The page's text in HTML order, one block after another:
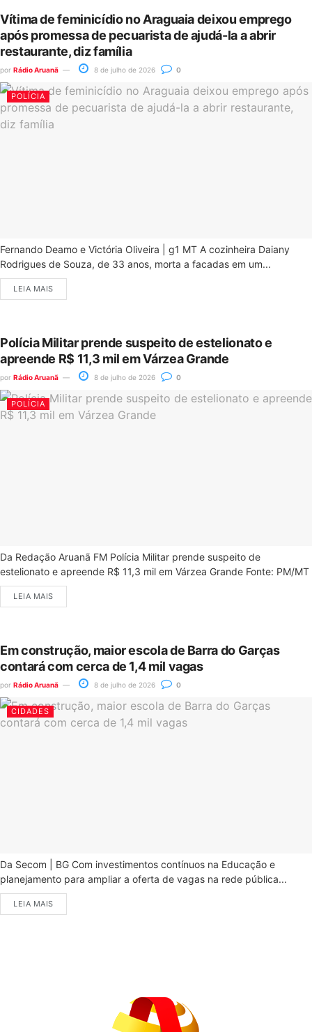
Vítima de feminicídio no Araguaia deixou emprego
após promessa de pecuarista de ajudá-la a abrir
restaurante, diz família
por Rádio Aruanã 8 de julho de 2026 0
POLÍCIA
Fernando Deamo e Victória Oliveira | g1 MT A cozinheira Daiany
Rodrigues de Souza, de 33 anos, morta a facadas em um...
LEIA MAIS
Polícia Militar prende suspeito de estelionato e
apreende R$ 11,3 mil em Várzea Grande
por Rádio Aruanã 8 de julho de 2026 0
POLÍCIA
Da Redação Aruanã FM Polícia Militar prende suspeito de
estelionato e apreende R$ 11,3 mil em Várzea Grande Fonte: PM/MT
LEIA MAIS
Em construção, maior escola de Barra do Garças
contará com cerca de 1,4 mil vagas
por Rádio Aruanã 8 de julho de 2026 0
CIDADES
Da Secom | BG Com investimentos contínuos na Educação e
planejamento para ampliar a oferta de vagas na rede pública...
LEIA MAIS